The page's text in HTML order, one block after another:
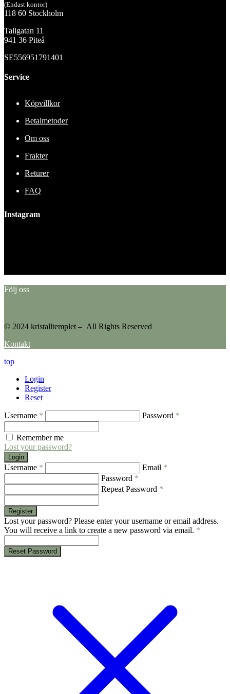
(Endast kontor)
118 60 Stockholm
Tallgatan 11
941 36 Piteå
SE556951791401
Service
Köpvillkor
Betalmetoder
Om oss
Frakter
Returer
FAQ
Instagram
Följ oss
© 2024 kristalltemplet – All Rights Reserved
Kontakt
top
Login
Register
Reset
Username * Password *
Remember me
Lost your password?
Login
Username * Email *
Password *
Repeat Password *
Register
Lost your password? Please enter your username or email address.
You will receive a link to create a new password via email. *
Reset Password